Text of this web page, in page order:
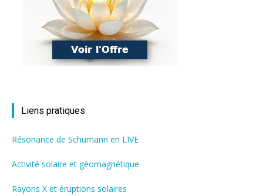
Liens pratiques
Résonance de Schumann en LIVE
Activité solaire et géomagnétique
Rayons X et éruptions solaires